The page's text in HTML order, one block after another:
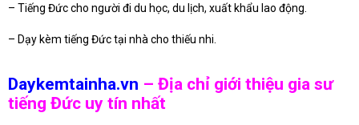
– Tiếng Đức cho người đi du học, du lịch, xuất khẩu lao động.
– Dạy kèm tiếng Đức tại nhà cho thiếu nhi.
Daykemtainha.vn – Địa chỉ giới thiệu gia sư
tiếng Đức uy tín nhất